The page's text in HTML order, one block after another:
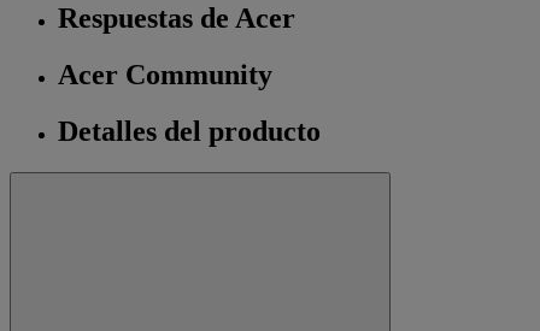
Respuestas de Acer
Acer Community
Detalles del producto